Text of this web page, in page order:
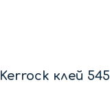
Kerrock клей 545